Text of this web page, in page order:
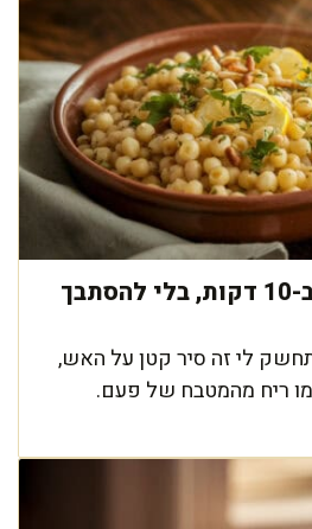
פתיתים מפנקים ב-10 דקות, בלי להסתבך
לי זה סיר קטן על האש,
ריח מהמטבח של פעם.